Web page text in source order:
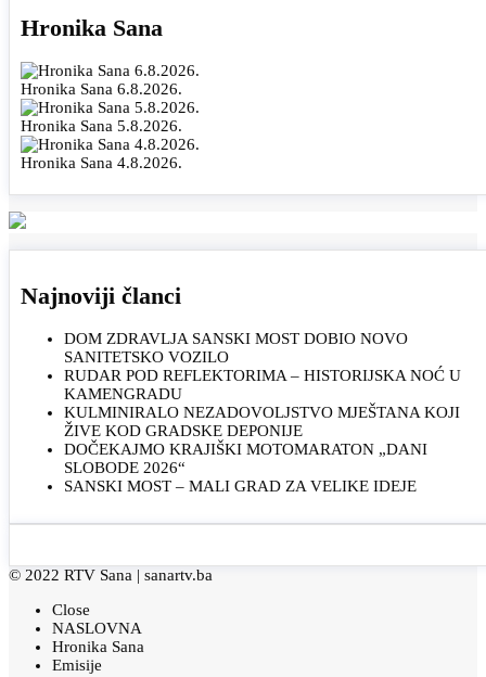
Hronika Sana
Hronika Sana 6.8.2026.
Hronika Sana 5.8.2026.
Hronika Sana 4.8.2026.
Najnoviji članci
DOM ZDRAVLJA SANSKI MOST DOBIO NOVO
SANITETSKO VOZILO
RUDAR POD REFLEKTORIMA – HISTORIJSKA NOĆ U
KAMENGRADU
KULMINIRALO NEZADOVOLJSTVO MJEŠTANA KOJI
ŽIVE KOD GRADSKE DEPONIJE
DOČEKAJMO KRAJIŠKI MOTOMARATON „DANI
SLOBODE 2026“
SANSKI MOST – MALI GRAD ZA VELIKE IDEJE
© 2022 RTV Sana | sanartv.ba
Close
NASLOVNA
Hronika Sana
Emisije